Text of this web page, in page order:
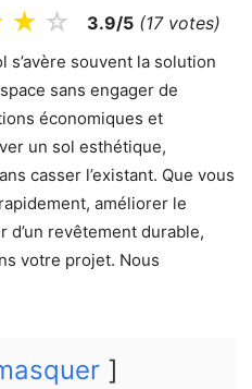
★ ☆ 3.9/5 (17 votes)
s’avère souvent la solution
sans engager de
économiques et
un sol esthétique,
casser l’existant. Que vous
améliorer le
revêtement durable,
votre projet. Nous